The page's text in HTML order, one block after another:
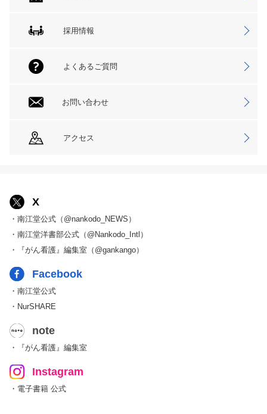
採用情報
よくあるご質問
お問い合わせ
アクセス
X
・南江堂公式（@nankodo_NEWS）
・南江堂洋書部公式（@Nankodo_Intl）
・『がん看護』編集室（@gankango）
Facebook
・南江堂公式
・NurSHARE
note
・『がん看護』編集室
Instagram
・電子書籍 公式